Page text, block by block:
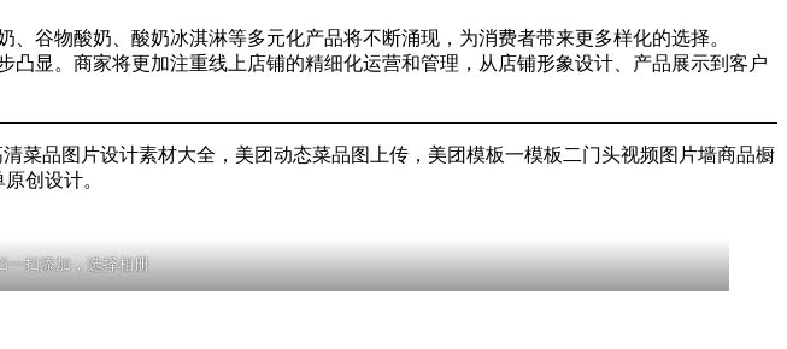
谷物酸奶、酸奶冰淇淋等多元化产品将不断涌现，为消费者带来更多样化的选择。
显。商家将更加注重线上店铺的精细化运营和管理，从店铺形象设计、产品展示到客户
菜品图片设计素材大全，美团动态菜品图上传，美团模板一模板二门头视频图片墙商品橱
创设计。
一扫添加，选择相册